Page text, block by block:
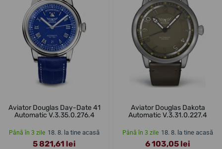
Aviator Douglas Day-Date 41
Automatic V.3.35.0.276.4
Până în 3 zile 18. 8. la tine acasă
5 821,61 lei
Aviator Douglas Dakota
Automatic V.3.31.0.227.4
Până în 3 zile 18. 8. la tine acasă
6 103,05 lei